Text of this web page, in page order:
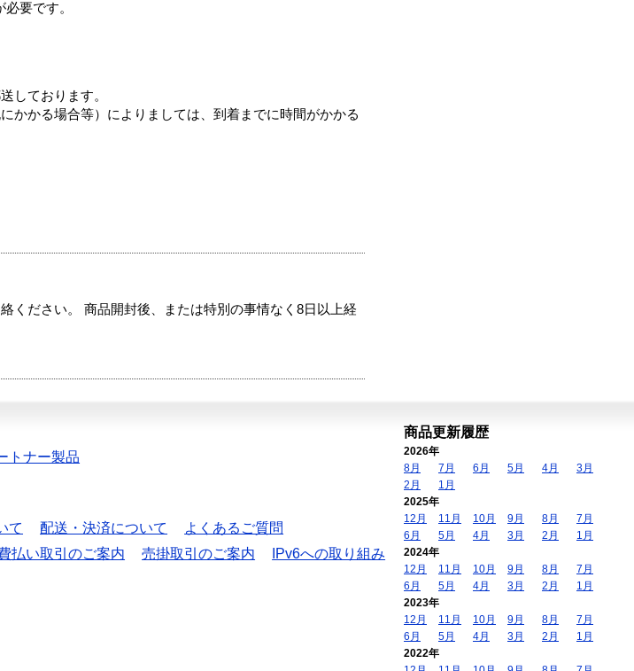
要です。
しております。
かかる場合等）によりましては、到着までに時間がかかる
ください。 商品開封後、または特別の事情なく8日以上経
トナー製品
て 配送・決済について
よくあるご質問
払い取引のご案内 売掛取引のご案内
IPv6への取り組み
商品更新履歴
2026年
8月
7月 6月 5月 4月
3月
2月
1月
2025年
12月
11月 10月 9月 8月
7月
6月
5月 4月 3月 2月
1月
2024年
12月
11月 10月 9月 8月
7月
6月
5月 4月 3月 2月
1月
2023年
12月
11月 10月 9月 8月
7月
6月
5月 4月 3月 2月
1月
2022年